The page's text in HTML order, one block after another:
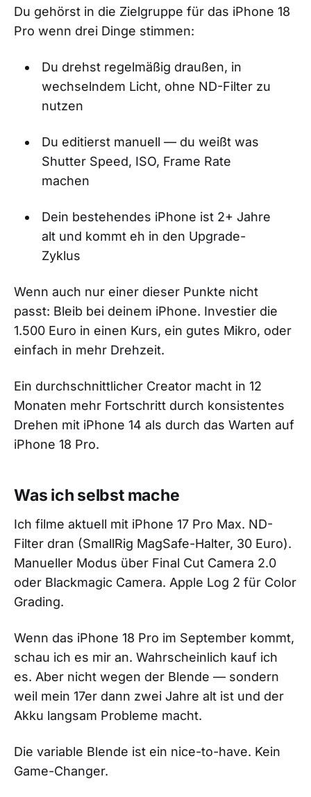
Du gehörst in die Zielgruppe für das iPhone 18
Pro wenn drei Dinge stimmen:
Du drehst regelmäßig draußen, in
wechselndem Licht, ohne ND-Filter zu
nutzen
Du editierst manuell — du weißt was
Shutter Speed, ISO, Frame Rate
machen
Dein bestehendes iPhone ist 2+ Jahre
alt und kommt eh in den Upgrade-
Zyklus
Wenn auch nur einer dieser Punkte nicht
passt: Bleib bei deinem iPhone. Investier die
1.500 Euro in einen Kurs, ein gutes Mikro, oder
einfach in mehr Drehzeit.
Ein durchschnittlicher Creator macht in 12
Monaten mehr Fortschritt durch konsistentes
Drehen mit iPhone 14 als durch das Warten auf
iPhone 18 Pro.
Was ich selbst mache
Ich filme aktuell mit iPhone 17 Pro Max. ND-
Filter dran (SmallRig MagSafe-Halter, 30 Euro).
Manueller Modus über Final Cut Camera 2.0
oder Blackmagic Camera. Apple Log 2 für Color
Grading.
Wenn das iPhone 18 Pro im September kommt,
schau ich es mir an. Wahrscheinlich kauf ich
es. Aber nicht wegen der Blende — sondern
weil mein 17er dann zwei Jahre alt ist und der
Akku langsam Probleme macht.
Die variable Blende ist ein nice-to-have. Kein
Game-Changer.